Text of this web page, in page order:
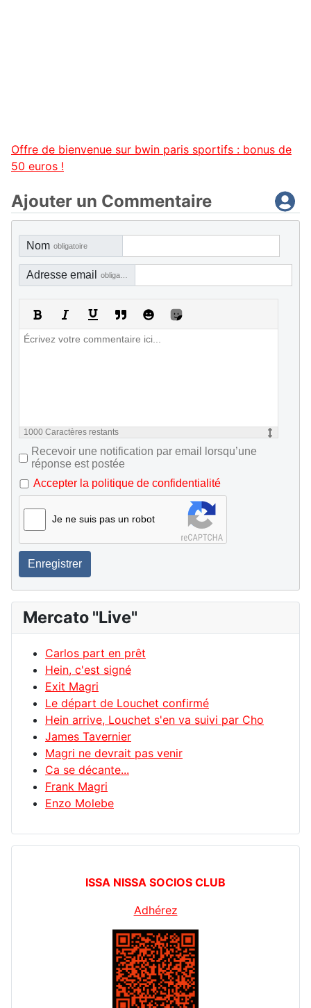
Offre de bienvenue sur bwin paris sportifs : bonus de
50 euros !
Ajouter un Commentaire
Nom obligatoire
Adresse email
1000 Caractères restants
Recevoir une notification par email lorsqu’une
réponse est postée
Accepter la politique de confidentialité
Je ne suis pas un robot
Enregistrer
Mercato "Live"
Carlos part en prêt
Hein, c'est signé
Exit Magri
Le départ de Louchet confirmé
Hein arrive, Louchet s'en va suivi par Cho
James Tavernier
Magri ne devrait pas venir
Ca se décante...
Frank Magri
Enzo Molebe
ISSA NISSA SOCIOS CLUB
Adhérez